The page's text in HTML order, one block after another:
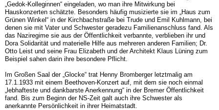
„Gedok-Kol­leginnen“ eingeladen, wo man ihre Mitwirkung bei
Hauskonzerten schätzte. Besonders häufig musizierte sie im „Haus zum
Grünen Winkel“ in der Kirchbachstraße bei Trude und Emil Kuhlmann, bei
denen sie mit Vater und Schwester geradezu Familienanschluss fand. Als
das Naziregime sie aus der Öffentlichkeit verbannte, verblieben ihr und
Dora Solidarität und materielle Hilfe aus mehreren anderen Familien; Dr.
Otto Leist und seine Frau Elizabeth und der Architekt Klaus Lüning zum
Beispiel sahen darin ihre besondere Pflicht.
Im Großen Saal der „Glocke“ trat Henny Bromberger letztmalig am
17.1.1933 mit einem Beethoven-Konzert auf, mit dem sie noch einmal
„lebhafteste und dankbarste Aner­kennung“ in der Bremer Öffentlichkeit
fand. Bis zum Beginn der NS-Zeit galt auch ihre Schwester als
anerkannte Persönlichkeit in ihrer Heimatstadt.